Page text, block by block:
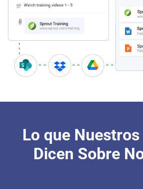
Lo que
Dicen Sobre